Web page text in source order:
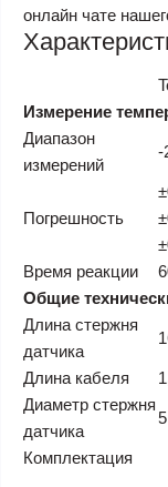
онлайн чате
Измерение
Диапазон
измерений
-
Погрешность
Время реакции
Общие
Длина стержня
датчика
Длина кабеля
Диаметр стержня
датчика
Комплектация